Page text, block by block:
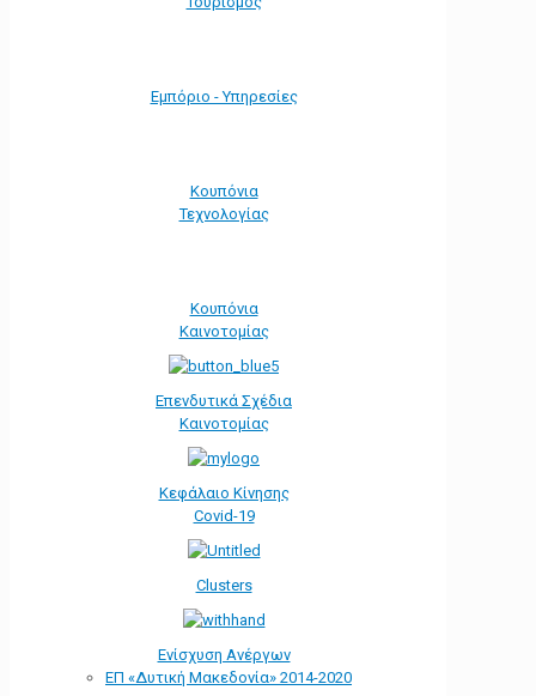
Εμπόριο - Υπηρεσίες
Κουπόνια
Τεχνολογίας
Κουπόνια
Καινοτομίας
Επενδυτικά Σχέδια
Καινοτομίας
Κεφάλαιο Κίνησης
Covid-19
Clusters
Ενίσχυση Ανέργων
ΕΠ «Δυτική Μακεδονία» 2014-2020